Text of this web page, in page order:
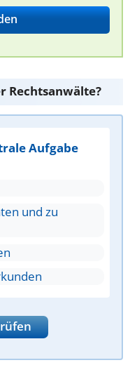
Rechtsanwälte?
Aufgabe
und zu